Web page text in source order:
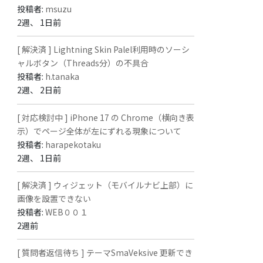
投稿者: msuzu
2週、 1日前
[ 解決済 ] Lightning Skin Palel利用時のソーシ
ャルボタン（Threads分）の不具合
投稿者: h.tanaka
2週、 2日前
[ 対応検討中 ] iPhone 17 の Chrome（横向き表
示）でページ全体が左にずれる現象について
投稿者: harapekotaku
2週、 1日前
[ 解決済 ] ウィジェット（モバイルナビ上部）に
画像を設置できない
投稿者:WEB００１
2週前
[ 質問者返信待ち ] テーマSmaVeksive 更新でき